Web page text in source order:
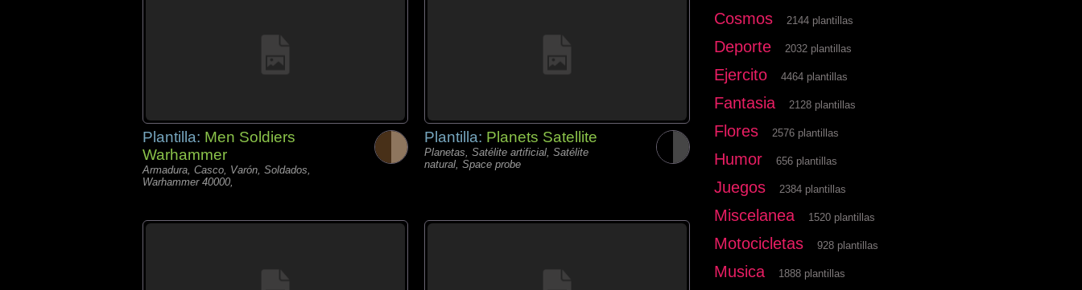
Plantilla: Men Soldiers
Warhammer
Armadura, Casco, Varón, Soldados,
Warhammer 40000,
Plantilla: Planets Satellite
Planetas, Satélite artificial, Satélite
natural, Space probe
Cosmos 2144 plantillas
Deporte 2032 plantillas
Ejercito 4464 plantillas
Fantasia 2128 plantillas
Flores 2576 plantillas
Humor 656 plantillas
Juegos 2384 plantillas
Miscelanea 1520 plantillas
Motocicletas 928 plantillas
Musica 1888 plantillas